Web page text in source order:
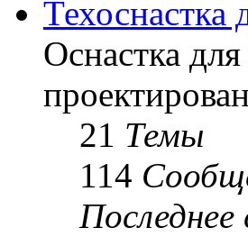
Техоснастка
Оснастка
21 Темы
114